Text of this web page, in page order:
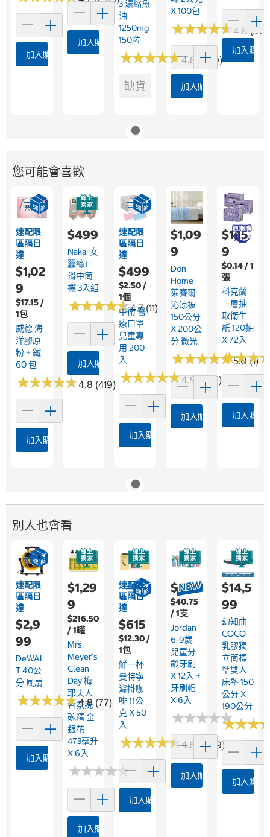
加入購物車
加入購物車
3 濃縮魚
油
1250mg
150粒
★★★★★
★★★★★4.8 (360)
缺貨
X 100包
★★★★★
★★★★★4.8
加入購物車
加入購物
您可能會喜歡
速配限
區隔日
達
$1,02
9
$17.15 /
1包
威德 海
洋膠原
粉 + 鐵
60 包
★★★★★
★★★★★4.8 (419)
加入購物車
$499
Nakai 女
蠶絲止
滑中筒
襪 3入組
★★★★★
★★★★★4.7 (11)
加入購物車
速配限
區隔日
達
$499
$2.50 /
1個
中衛 醫
療口罩
兒童專
用 200
入
★★★★★
★★★★★4.9 (626)
加入購物車
$1,09
9
Don
Home
萊賽爾
沁涼被
150公分
X 200公
分 微光
★★★★★
★★★★★5.0 (1)
加入購物車
$1,15
9
$0.14 / 1
張
科克蘭
三層抽
取衛生
紙 120抽
X 72入
★★★
★★★
加入購物
別人也會看
速配限
區隔日
達
$2,9
99
DeWAL
T 40公
分 風扇
★★★★★
★★★★★4.8 (77)
加入購物車
$1,29
9
$216.50
/ 1罐
Mrs.
Meyer's
Clean
Day 梅
耶夫人
香氛洗
碗精 金
銀花
473毫升
X 6入
★★★★★
★★★★★
加入購物車
速配限
區隔日
達
$615
$12.30 /
1包
鮮一杯
曼特寧
濾掛咖
啡 11公
克 X 50
入
★★★★★
★★★★★4.6 (1059)
加入購物車
$489
$40.75
/ 1支
Jordan
6-9歲
兒童分
齡牙刷
X 12入 +
牙刷帽
X 6入
★★★★★
★★★★★
加入購物車
$14,5
99
幻知曲
COCO
乳膠獨
立筒標
準雙人
床墊 150
公分 X
190公分
★★★
★★★
加入購物